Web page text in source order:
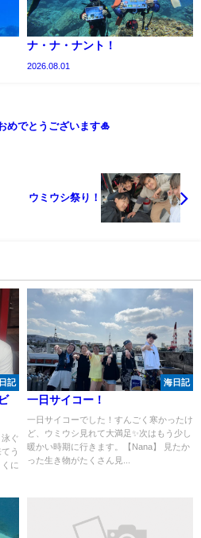
ナ・ナ・ナント！
2026.08.01
めでとうございます🎍
ウミウシ祭り！
記
ぐ
う
に
海日記
一日サイコー！
一日サイコーでした！すんごく寒かったけ
ど、ウミウシ見れて大満足✨次はもう少し
暖かい時期に行きます。【Nana】 見たか
った生き物がたくさん見...